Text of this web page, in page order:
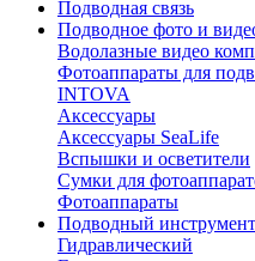
Подводная связь
Подводное фото и
Водолазные видео
Фотоаппараты для
INTOVA
Аксессуары
Аксессуары SeaLife
Вспышки и осветители
Сумки для
Фотоаппараты
Подводный инструмент
Гидравлический